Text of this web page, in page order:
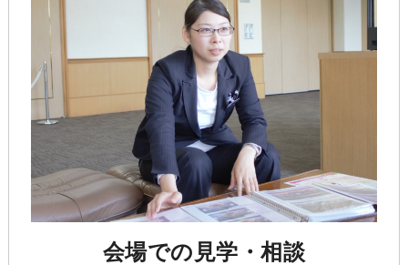
会場での見学・相談